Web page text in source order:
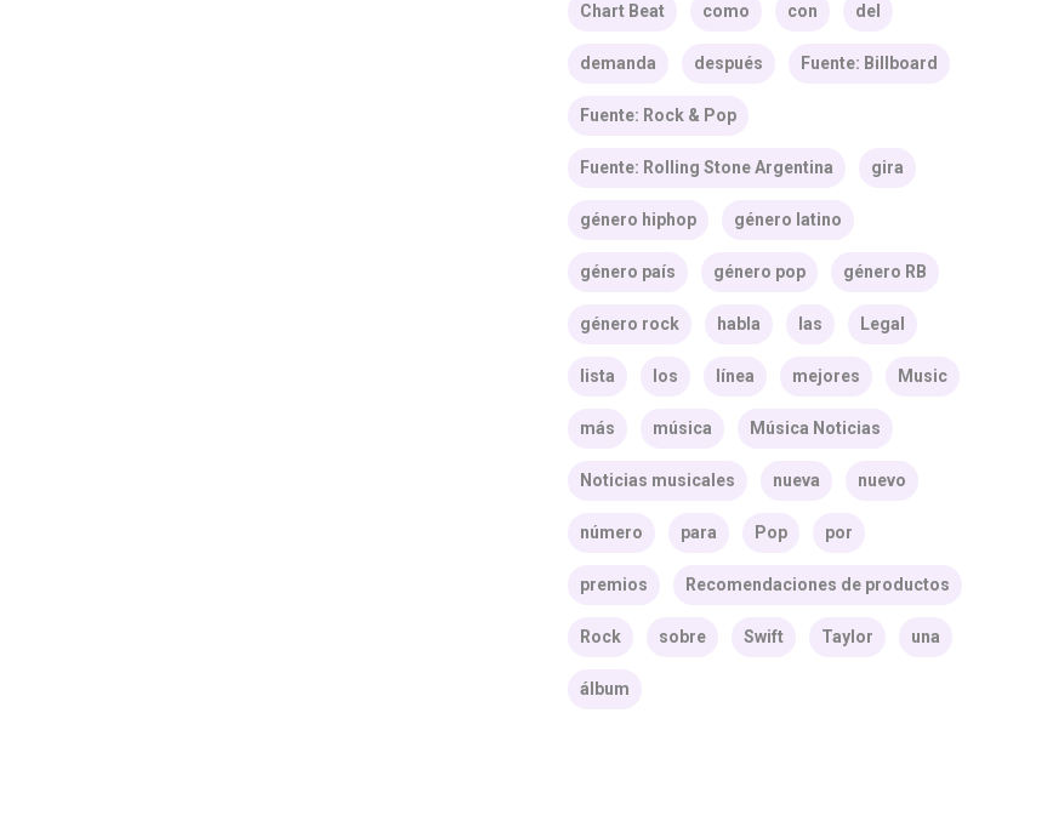
Chart Beat como con del
demanda después Fuente: Billboard
Fuente: Rock & Pop
Fuente: Rolling Stone Argentina gira
género hiphop género latino
género país género pop género RB
género rock habla las Legal
lista los línea mejores Music
más música Música Noticias
Noticias musicales nueva nuevo
número para Pop por
premios Recomendaciones de productos
Rock sobre Swift Taylor una
álbum